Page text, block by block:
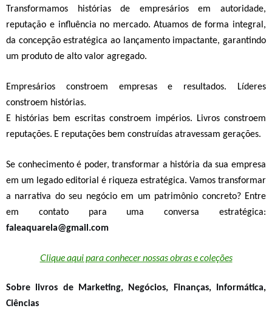
Transformamos histórias de empresários em autoridade,
reputação e influência no mercado. Atuamos de forma integral,
da concepção estratégica ao lançamento impactante, garantindo
um produto de alto valor agregado.
Empresários constroem empresase resultados.
Líderes
constroem histórias.
E histórias bem escritas constroem impérios.
Livros constroem
reputações. E reputações bem construídas atravessam gerações.
Se conhecimento é poder, transformar a história da sua empresa
em um legado editorial é riqueza estratégica. Vamos transformar
a narrativa do seu negócio em um patrimônio concreto?Entre
em contato para uma conversa estratégica:
faleaquarela@gmail.com
Clique aqui para conhecer nossas obras e coleções
Sobre livros de Marketing, Negócios, Finanças, Informática,
Ciências